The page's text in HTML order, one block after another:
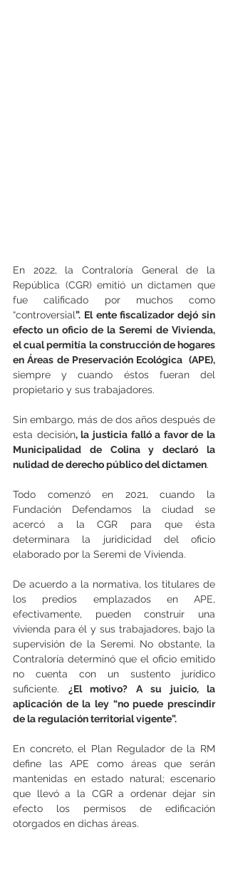
En 2022, la Contraloría General de la
República (CGR) emitió un dictamen que
fue calificado por muchos como
“controversial”. El ente fiscalizador dejó sin
efecto un oficio de la Seremi de Vivienda,
el cual permitía la construcción de hogares
en Áreas de Preservación Ecológica  (APE),
siempre y cuando éstos fueran del
propietario y sus trabajadores.
Sin embargo, más de dos años después de
esta decisión, la justicia falló a favor de la
Municipalidad de Colina y declaró la
nulidad de derecho público del dictamen.
Todo comenzó en 2021, cuando la
Fundación Defendamos la ciudad se
acercó a la CGR para que ésta
determinara la juridicidad del oficio
elaborado por la Seremi de Vivienda.
De acuerdo a la normativa, los titulares de
los predios emplazados en APE,
efectivamente, pueden construir una
vivienda para él y sus trabajadores, bajo la
supervisión de la Seremi. No obstante, la
Contraloría determinó que el oficio emitido
no cuenta con un sustento jurídico
suficiente. ¿El motivo? A su juicio, la
aplicación de la ley “no puede prescindir
de la regulación territorial vigente”.
En concreto, el Plan Regulador de la RM
define las APE como áreas que serán
mantenidas en estado natural; escenario
que llevó a la CGR a ordenar dejar sin
efecto los permisos de edificación
otorgados en dichas áreas.